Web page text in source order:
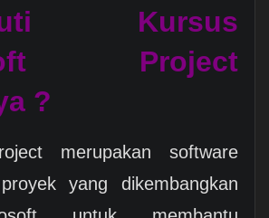
Kursus
Project
?
merupakan software
yang dikembangkan